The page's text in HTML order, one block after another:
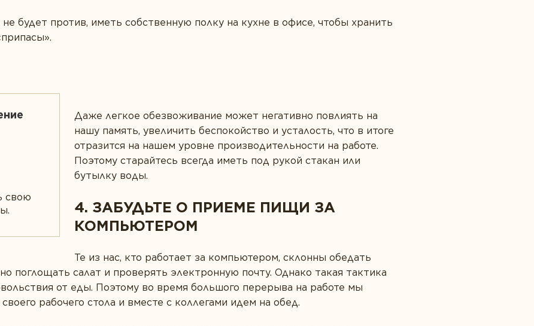
будет против, иметь собственную полку на кухне в офисе, чтобы хранить
свою
Даже легкое обезвоживание может негативно повлиять на
нашу память, увеличить беспокойство и усталость, что в итоге
отразится на нашем уровне производительности на работе.
Поэтому старайтесь всегда иметь под рукой стакан или
бутылку воды.
4. ЗАБУДЬТЕ О ПРИЕМЕ ПИЩИ ЗА
КОМПЬЮТЕРОМ
Те из нас, кто работает за компьютером, склонны обедать
поглощать салат и проверять электронную почту. Однако такая тактика
от еды. Поэтому во время большого перерыва на работе мы
рабочего стола и вместе с коллегами идем на обед.